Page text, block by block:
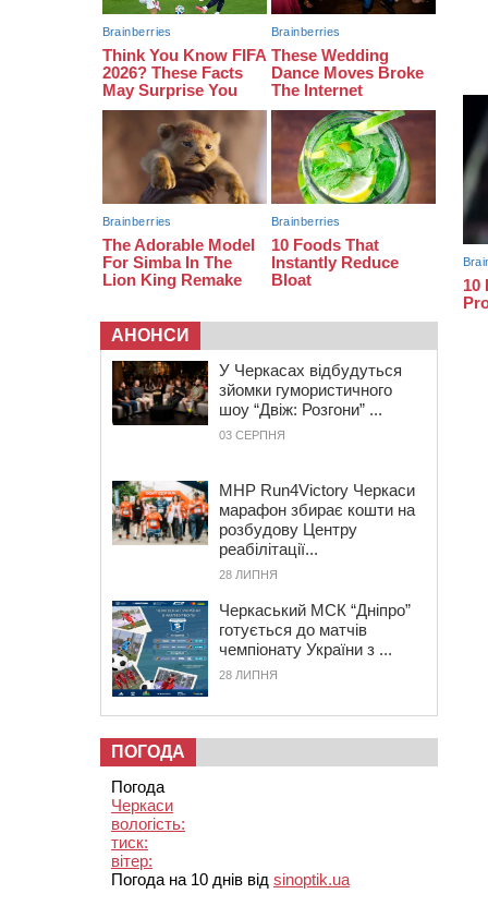
20:00 Педагогів Черкас запрошують на
зустріч із переможцем Global
Teacher Prize Ukraine 2023
19:24
У Черкасах водійка протаранила
Duster, коли здавала назад
АНОНСИ
У Черкасах відбудуться
зйомки гумористичного
шоу “Двіж: Розгони” ...
03 СЕРПНЯ
MHP Run4Victory Черкаси
марафон збирає кошти на
розбудову Центру
реабілітації...
28 ЛИПНЯ
Черкаський МСК “Дніпро”
готується до матчів
чемпіонату України з ...
28 ЛИПНЯ
ПОГОДА
Погода
Черкаси
вологість:
тиск:
вітер:
Погода на 10 днів від sinoptik.ua